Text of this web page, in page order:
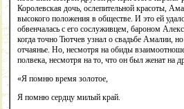
Королевская дочь, ослепительной красоты,
высокого положения в обществе. И это ей
обвенчалась с его сослуживцем, бароном
когда точно Тютчев узнал о свадьбе Амалии,
отчаянье. Но, несмотря на обиды
полвека, несмотря на то, что он был женат на
«Я помню время золотое,
Я помню сердцу милый край.